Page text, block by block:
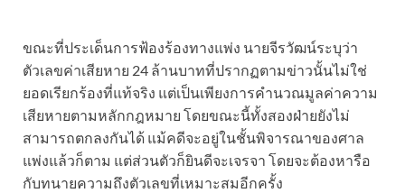
ขณะที่ประเด็นการฟ้องร้องทางแพ่ง นายจีรวัฒน์ระบุว่า
ตัวเลขค่าเสียหาย 24 ล้านบาทที่ปรากฏตามข่าวนั้นไม่ใช่
ยอดเรียกร้องที่แท้จริง แต่เป็นเพียงการคำนวณมูลค่าความ
เสียหายตามหลักกฎหมาย โดยขณะนี้ทั้งสองฝ่ายยังไม่
สามารถตกลงกันได้ แม้คดีจะอยู่ในชั้นพิจารณาของศาล
แพ่งแล้วก็ตาม แต่ส่วนตัวก็ยินดีจะเจรจา โดยจะต้องหารือ
กับทนายความถึงตัวเลขที่เหมาะสมอีกครั้ง